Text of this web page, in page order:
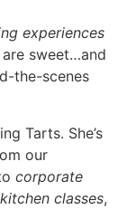
experiences
sweet…and
the-scenes
Tarts. She’s
our
corporate
classes,